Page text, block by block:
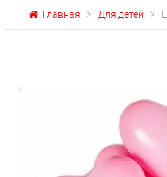
Главная Для детей